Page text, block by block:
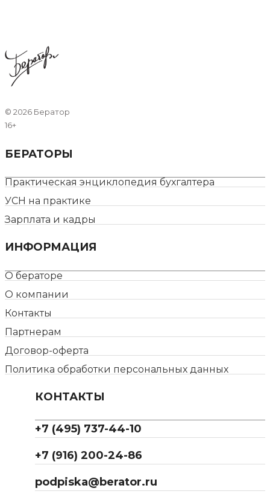
© 2026 Бератор
16+
БЕРАТОРЫ
Практическая энциклопедия бухгалтера
УСН на практике
Зарплата и кадры
ИНФОРМАЦИЯ
О бераторе
О компании
Контакты
Партнерам
Договор-оферта
Политика обработки персональных данных
КОНТАКТЫ
+7 (495) 737-44-10
+7 (916) 200-24-86
podpiska@berator.ru